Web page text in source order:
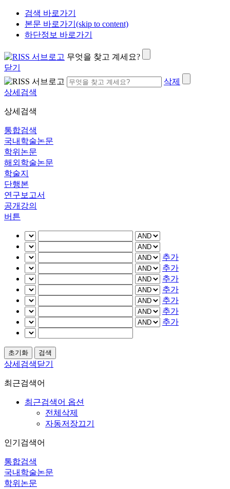
검색 바로가기
본문 바로가기(skip to content)
하단정보 바로가기
무엇을 찾고 계세요?
닫기
삭제
상세검색
상세검색
통합검색
국내학술논문
학위논문
해외학술논문
학술지
단행본
연구보고서
공개강의
버튼
추가
추가
추가
추가
추가
추가
추가
상세검색닫기
최근검색어
최근검색어 옵션
전체삭제
자동저장끄기
인기검색어
통합검색
국내학술논문
학위논문